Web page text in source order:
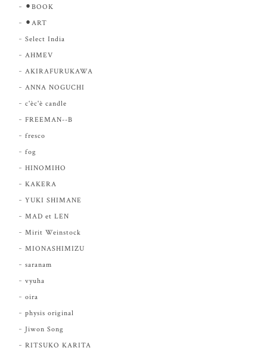
⚫︎BOOK
⚫︎ART
Select India
AHMEV
AKIRAFURUKAWA
ANNA NOGUCHI
c'èc'è candle
FREEMAN--B
fresco
fog
HINOMIHO
KAKERA
YUKI SHIMANE
MAD et LEN
Mirit Weinstock
MIONASHIMIZU
saranam
vyuha
oira
physis original
Jiwon Song
RITSUKO KARITA